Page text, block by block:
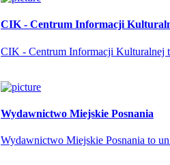
CIK - Centrum Informacji
CIK - Centrum Informacji Kulturalnej
Wydawnictwo Miejskie Posnania
Wydawnictwo Miejskie Posnania to